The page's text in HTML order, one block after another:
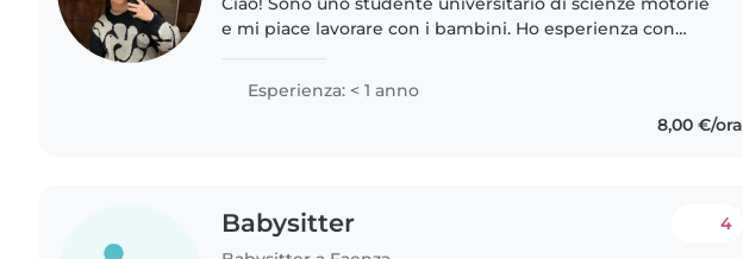
e mi piace lavorare con i bambini. Ho esperienza con
Esperienza: < 1 anno
8,00 €/ora
Babysitter 4